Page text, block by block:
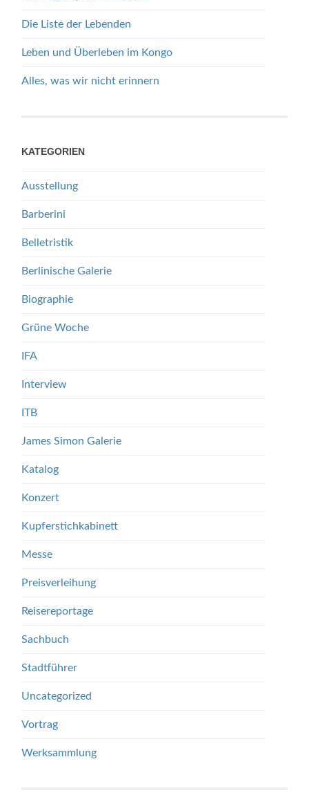
Die Liste der Lebenden
Leben und Überleben im Kongo
Alles, was wir nicht erinnern
KATEGORIEN
Ausstellung
Barberini
Belletristik
Berlinische Galerie
Biographie
Grüne Woche
IFA
Interview
ITB
James Simon Galerie
Katalog
Konzert
Kupferstichkabinett
Messe
Preisverleihung
Reisereportage
Sachbuch
Stadtführer
Uncategorized
Vortrag
Werksammlung